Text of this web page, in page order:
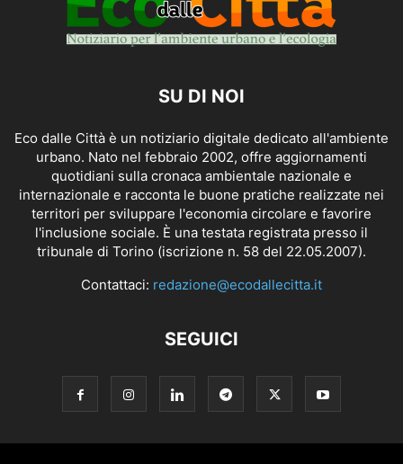
SU DI NOI
Eco dalle Città è un notiziario digitale dedicato all'ambiente
urbano. Nato nel febbraio 2002, offre aggiornamenti
quotidiani sulla cronaca ambientale nazionale e
internazionale e racconta le buone pratiche realizzate nei
territori per sviluppare l'economia circolare e favorire
l'inclusione sociale. È una testata registrata presso il
tribunale di Torino (iscrizione n. 58 del 22.05.2007).
Contattaci: redazione@ecodallecitta.it
SEGUICI